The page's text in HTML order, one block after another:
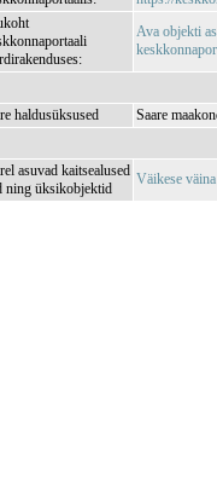
Ava objekti
haldusüksused Saare
asuvad kaitsealused
ning üksikobjektid
Väikese